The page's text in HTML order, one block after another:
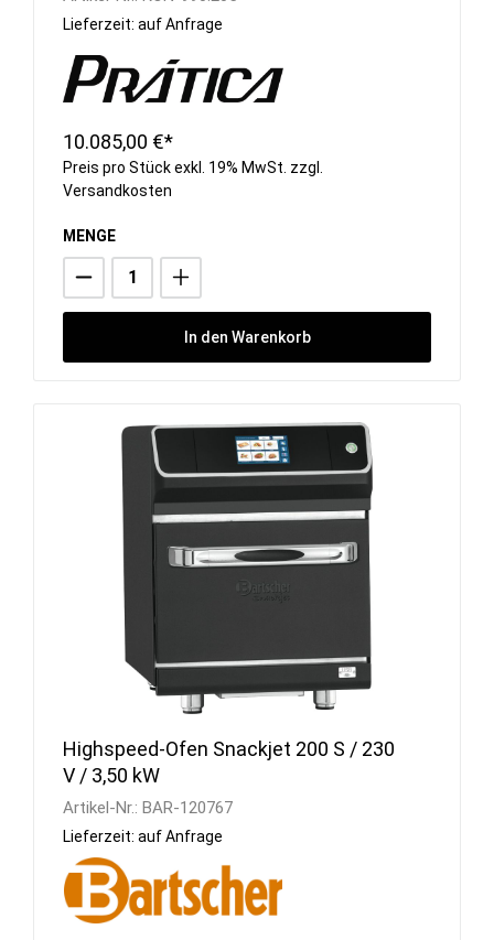
Lieferzeit: auf Anfrage
10.085,00 €*
Preis pro Stück exkl. 19% MwSt. zzgl.
Versandkosten
MENGE
In den Warenkorb
Highspeed-Ofen Snackjet 200 S / 230
V / 3,50 kW
Artikel-Nr.: BAR-120767
Lieferzeit: auf Anfrage